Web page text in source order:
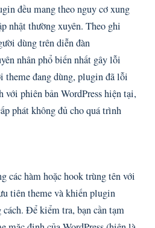
đều mang theo nguy cơ xung
nhật thường xuyên. Theo ghi
dùng trên diễn đàn
nhân phổ biến nhất gây lỗi
đang dùng, plugin đã lỗi
phiên bản WordPress hiện tại,
phát không đủ cho quá trình
các hàm hoặc hook trùng tên với
tiên theme và khiến plugin
Để kiểm tra, bạn cần tạm